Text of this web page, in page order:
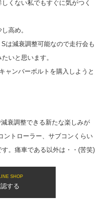
くない私でもすぐに気がつく
高め。
は減衰調整可能なので走行会も
いと思います。
ャンバーボルトを購入しようと
衰調整できる新たな楽しみが
ントローラー、サブコンくらい
。痛車である以外は・・(苦笑)
SHOP
する